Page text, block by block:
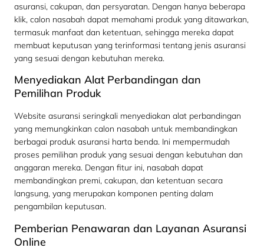
asuransi, cakupan, dan persyaratan. Dengan hanya beberapa
klik, calon nasabah dapat memahami produk yang ditawarkan,
termasuk manfaat dan ketentuan, sehingga mereka dapat
membuat keputusan yang terinformasi tentang jenis asuransi
yang sesuai dengan kebutuhan mereka.
Menyediakan Alat Perbandingan dan
Pemilihan Produk
Website asuransi seringkali menyediakan alat perbandingan
yang memungkinkan calon nasabah untuk membandingkan
berbagai produk asuransi harta benda. Ini mempermudah
proses pemilihan produk yang sesuai dengan kebutuhan dan
anggaran mereka. Dengan fitur ini, nasabah dapat
membandingkan premi, cakupan, dan ketentuan secara
langsung, yang merupakan komponen penting dalam
pengambilan keputusan.
Pemberian Penawaran dan Layanan Asuransi
Online